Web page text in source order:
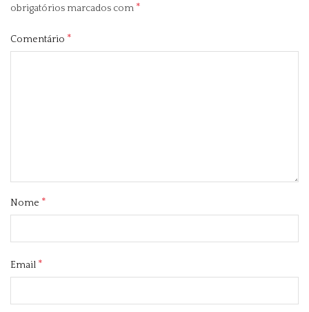
obrigatórios marcados com *
Comentário *
Nome *
Email *